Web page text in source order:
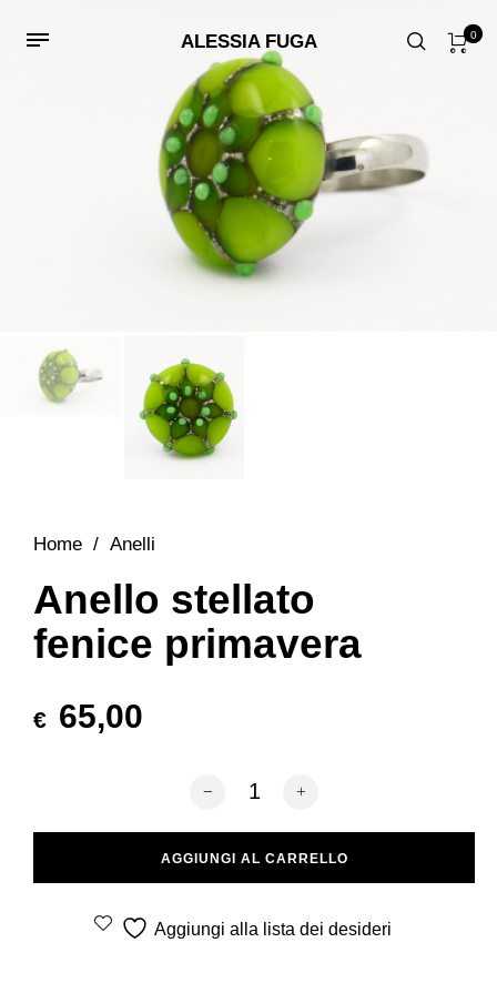
ALESSIA FUGA 0
Home / Anelli
Anello stellato
fenice primavera
€ 65,00
Anello stellato fenice primavera
AGGIUNGI AL CARRELLO
Aggiungi alla lista dei desideri